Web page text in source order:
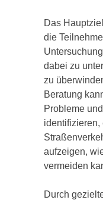
Das
die
dabei zu
zu
Beratung
Probleme
identifizieren,
aufzeigen,
vermeiden
Durch